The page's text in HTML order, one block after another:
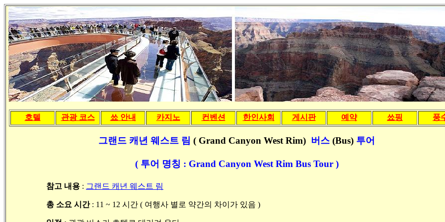
호텔 관광 코스 쑈 안내 카지노 컨벤션 한인사회 게시판 예약 쑈핑 풍
그랜드 캐년 웨스트 림 ( Grand Canyon West Rim) 버스 (Bus) 투어
( 투어 명칭 : Grand Canyon West Rim Bus Tour )
참고 내용 : 그랜드 캐년 웨스트 림
총 소요 시간: 11 ~ 12 시간 ( 여행사 별로 약간의 차이가 있음 )